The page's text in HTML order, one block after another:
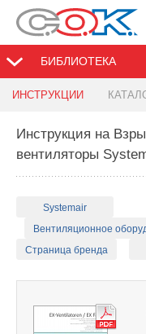
БИБЛИОТЕКА
ИНСТРУКЦИИ
Инструкция на
вентиляторы
Systemair
Вентиляционное
Страница бренда